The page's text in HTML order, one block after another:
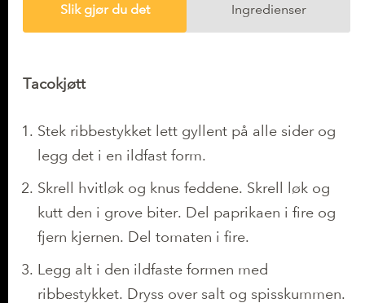
Slik gjør du det Ingredienser
Slik gjør du det
Tacokjøtt
Stek ribbestykket lett gyllent på alle sider og
legg det i en ildfast form.
Skrell hvitløk og knus feddene. Skrell løk og
kutt den i grove biter. Del paprikaen i fire og
fjern kjernen. Del tomaten i fire.
Legg alt i den ildfaste formen med
ribbestykket. Dryss over salt og spisskummen.